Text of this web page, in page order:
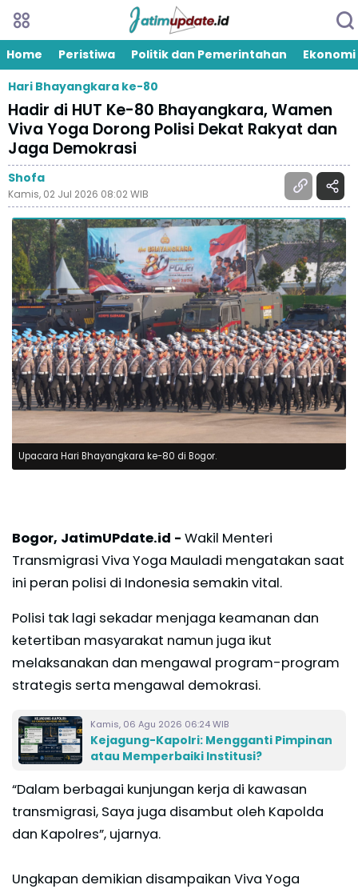
Home Peristiwa Politik dan Pemerintahan
Ekonomi
Hari Bhayangkara ke-80
Hadir di HUT Ke-80 Bhayangkara, Wamen
Viva Yoga Dorong Polisi Dekat Rakyat dan
Jaga Demokrasi
Shofa
Kamis, 02 Jul 2026 08:02 WIB
Upacara Hari Bhayangkara ke-80 di Bogor.
Bogor, JatimUPdate.id - Wakil Menteri
Transmigrasi Viva Yoga Mauladi mengatakan saat
ini peran polisi di Indonesia semakin vital.
Polisi tak lagi sekadar menjaga keamanan dan
ketertiban masyarakat namun juga ikut
melaksanakan dan mengawal program-program
strategis serta mengawal demokrasi.
Kamis, 06 Agu 2026 06:24 WIB
Kejagung-Kapolri: Mengganti Pimpinan
atau Memperbaiki Institusi?
“Dalam berbagai kunjungan kerja di kawasan
transmigrasi, Saya juga disambut oleh Kapolda
dan Kapolres”, ujarnya.
Ungkapan demikian disampaikan Viva Yoga